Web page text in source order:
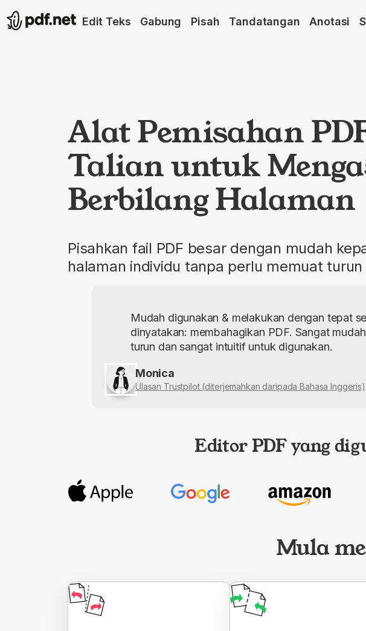
Edit Teks Gabung Pisah Tandatangan Anotasi
Alat Pemisahan
Talian untuk
Berbilang Halaman
Pisahkan fail PDF besar dengan mudah
halaman individu tanpa perlu memuat
Mudah digunakan & melakukan dengan tepat
dinyatakan: membahagikan PDF. Sangat
turun dan sangat intuitif untuk digunakan.
Monica
Ulasan Trustpilot (diterjemahkan daripada Bahasa Inggeris)
Editor PDF yang
Mula